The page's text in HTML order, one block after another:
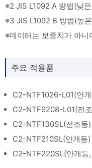
※2 JIS L1092 A 방법(낮
※3 JIS L1092 B 방법(높
※데이터는 보증치가 아
주요 적용품
C2-NTF1026-L01(안
C2-NTF9208-L01(전
C2-NTF130SL(전조등)
C2-NTF210SL(안개등)
C2-NTF220SL(안개등